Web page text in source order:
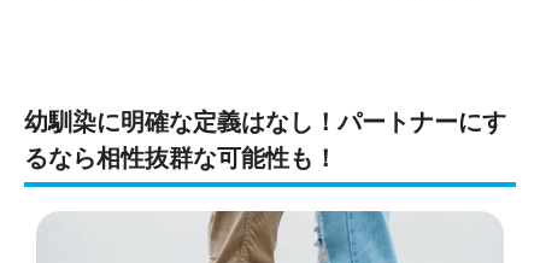
幼馴染に明確な定義はなし！パートナーにす
るなら相性抜群な可能性も！